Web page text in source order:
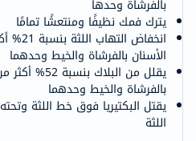
بالفرشاة وحدها
يترك فمك نظيفًا ومنتعشًا تمامًا
انخفاض
الأسنان بالفرشاة والخيط وحدهما
يقلل من البلاك
بالفرشاة والخيط وحدهما
يقتل البكتيريا فوق خط اللثة
اللثة